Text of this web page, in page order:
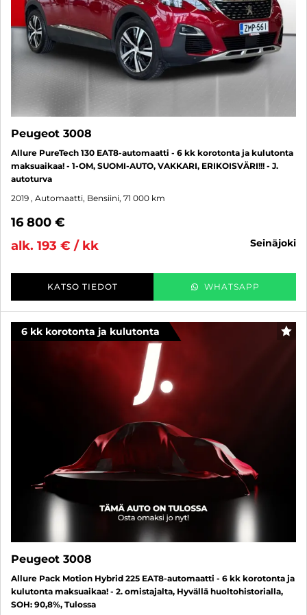
Peugeot 3008
Allure PureTech 130 EAT8-automaatti - 6 kk korotonta ja kulutonta
maksuaikaa! - 1-OM, SUOMI-AUTO, VAKKARI, ERIKOISVÄRI!!! - J.
autoturva
2019 , Automaatti, Bensiini, 71 000 km
16 800 €
alk. 193 € / kk
seinäjoki
KATSO TIEDOT WHATSAPP
6 kk korotonta ja kulutonta
Peugeot 3008
Allure Pack Motion Hybrid 225 EAT8-automaatti - 6 kk korotonta ja
kulutonta maksuaikaa! - 2. omistajalta, Hyvällä huoltohistorialla,
SOH: 90,8%, Tulossa